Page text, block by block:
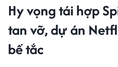
Hy vọng tái hợp
tan vỡ, dự án
bế tắc